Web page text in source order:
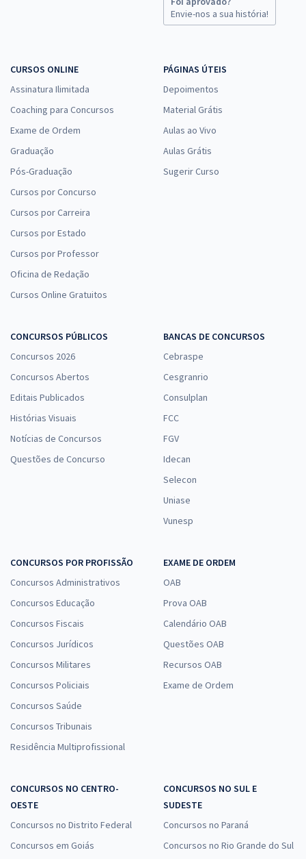
Envie-nos a sua história!
CURSOS ONLINE
Assinatura Ilimitada
Coaching para Concursos
Exame de Ordem
Graduação
Pós-Graduação
Cursos por Concurso
Cursos por Carreira
Cursos por Estado
Cursos por Professor
Oficina de Redação
Cursos Online Gratuitos
PÁGINAS ÚTEIS
Depoimentos
Material Grátis
Aulas ao Vivo
Aulas Grátis
Sugerir Curso
CONCURSOS PÚBLICOS
Concursos 2026
Concursos Abertos
Editais Publicados
Histórias Visuais
Notícias de Concursos
Questões de Concurso
BANCAS DE CONCURSOS
Cebraspe
Cesgranrio
Consulplan
FCC
FGV
Idecan
Selecon
Uniase
Vunesp
CONCURSOS POR PROFISSÃO
Concursos Administrativos
Concursos Educação
Concursos Fiscais
Concursos Jurídicos
Concursos Militares
Concursos Policiais
Concursos Saúde
Concursos Tribunais
Residência Multiprofissional
EXAME DE ORDEM
OAB
Prova OAB
Calendário OAB
Questões OAB
Recursos OAB
Exame de Ordem
CONCURSOS NO CENTRO-
OESTE
Concursos no Distrito Federal
Concursos em Goiás
CONCURSOS NO SUL E
SUDESTE
Concursos no Paraná
Concursos no Rio Grande do Sul